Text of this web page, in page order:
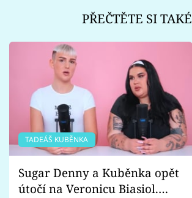
PŘEČTĚTE SI TAKÉ
TADEÁŠ KUBĚNKA
Sugar Denny a Kuběnka opět
útočí na Veronicu Biasiol.